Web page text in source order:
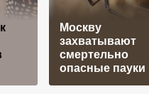
Москву
захватывают
смертельно
опасные пауки